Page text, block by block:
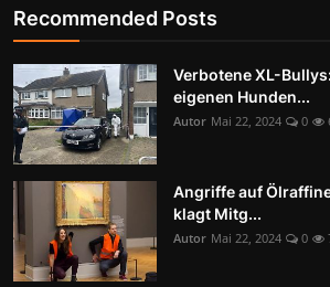
Recommended Posts
Verbotene XL-
eigenen Hunden...
Autor Mai 22, 2024 0
Angriffe auf
klagt Mitg...
Autor Mai 22, 2024 0